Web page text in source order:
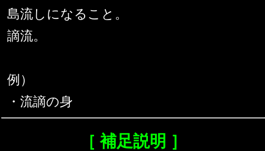
島流しになること。
謫流。
例）
・流謫の身
［ 補足説明 ］